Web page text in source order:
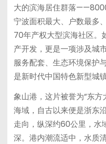
大的滨海居住群落
宁波面积最大、户数最多
70年产权大型滨海社区。
产开发，更是一项涉及城
服务配套、生态环境保护
是新时代中国特色新型城
象山港，这片被誉为”东
海域，自古以来便是浙东
走向，纵深约60公里，水
深。港内潮流适中，水质